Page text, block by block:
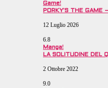
Game!
PORKY’S THE
12 Luglio 2026
6.8
Manga!
LA SOLITUDINE DEL
2 Ottobre 2022
9.0